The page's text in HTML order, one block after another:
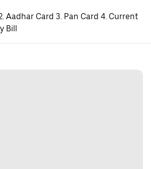
Aadhar Card 3. Pan Card 4. Current
Bill